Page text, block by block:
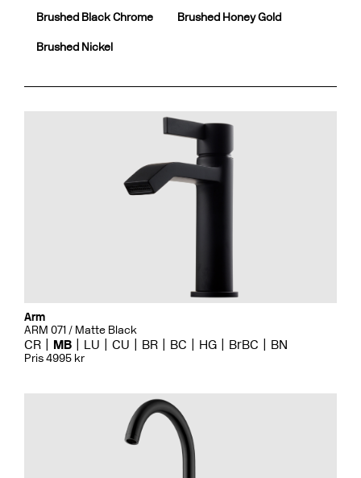
Brushed Black Chrome Brushed Honey Gold
Brushed Nickel
Arm
ARM 071 / Matte Black
CR MB LU CU BR BC HG BrBC BN
Pris 4995 kr